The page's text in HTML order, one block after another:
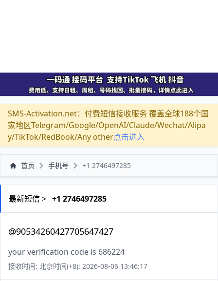
SMS-Activation.net：付费短信接收服务 覆盖全球188个国
家地区Telegram/Google/OpenAI/Claude/Wechat/Alipa
y/TikTok/RedBook/Any other点击进入
首页 手机号 +1 2746497285
最新短信 > +1 2746497285
@90534260427705647427
your verification code is 686224
接收时间: 北京时间(+8): 2026-08-06 13:46:17